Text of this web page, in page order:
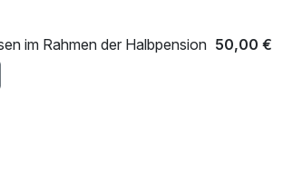
im Rahmen der Halbpension 50,00 €